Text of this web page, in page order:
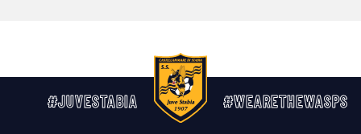
#JUVESTABIA #WEARETHEWASPS